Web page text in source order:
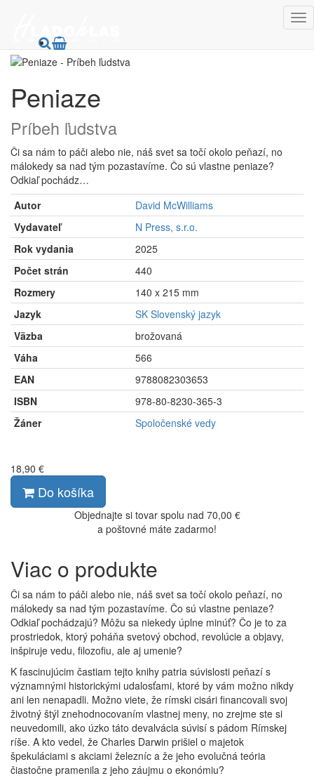
Peniaze
Príbeh ľudstva
Či sa nám to páči alebo nie, náš svet sa točí okolo peňazí, no
málokedy sa nad tým pozastavíme. Čo sú vlastne peniaze?
Odkiaľ pochádz…
Autor
David McWilliams
Vydavateľ
N Press, s.r.o.
Rok vydania
2025
Počet strán
440
Rozmery
140 x 215 mm
Jazyk
SK Slovenský jazyk
Väzba
brožovaná
Váha
566
EAN
9788082303653
ISBN
978-80-8230-365-3
Žáner
Spoločenské vedy
18,90 €
Do košíka
Objednajte si tovar spolu nad 70,00 €
a poštovné máte zadarmo!
Viac o produkte
Či sa nám to páči alebo nie, náš svet sa točí okolo peňazí, no
málokedy sa nad tým pozastavíme. Čo sú vlastne peniaze?
Odkiaľ pochádzajú? Môžu sa niekedy úplne minúť? Čo je to za
prostriedok, ktorý poháňa svetový obchod, revolúcie a objavy,
inšpiruje vedu, filozofiu, ale aj umenie?
K fascinujúcim častiam tejto knihy patria súvislosti peňazí s
významnými historickými udalosťami, ktoré by vám možno nikdy
ani len nenapadli. Možno viete, že rímski cisári financovali svoj
životný štýl znehodnocovaním vlastnej meny, no zrejme ste si
neuvedomili, ako úzko táto devalvácia súvisí s pádom Rímskej
ríše. A kto vedel, že Charles Darwin prišiel o majetok
špekuláciami s akciami železníc a že jeho evolučná teória
čiastočne pramenila z jeho záujmu o ekonómiu?